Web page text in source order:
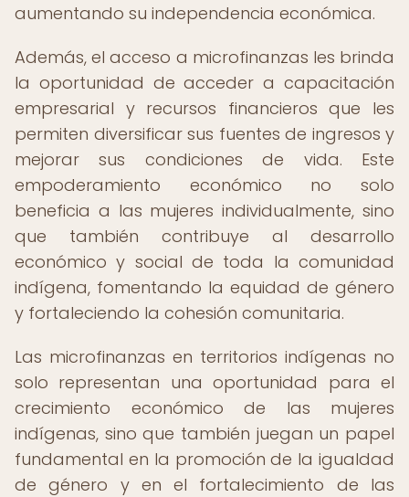
aumentando su independencia económica.
Además, el acceso a microfinanzas les brinda
la oportunidad de acceder a capacitación
empresarial y recursos financieros que les
permiten diversificar sus fuentes de ingresos y
mejorar sus condiciones de vida. Este
empoderamiento económico no solo
beneficia a las mujeres individualmente, sino
que también contribuye al desarrollo
económico y social de toda la comunidad
indígena, fomentando la equidad de género
y fortaleciendo la cohesión comunitaria.
Las microfinanzas en territorios indígenas no
solo representan una oportunidad para el
crecimiento económico de las mujeres
indígenas, sino que también juegan un papel
fundamental en la promoción de la igualdad
de género y en el fortalecimiento de las